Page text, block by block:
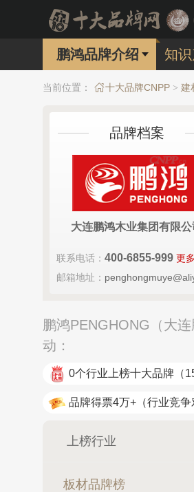
鹏鸿品牌介绍 知
当前位置： 十大品牌CNPP > 建
品牌档案
大连鹏鸿木业集团有限公
联系电话： 400-6855-999 更
邮箱地址：
鹏鸿PENGHONG（大
动：
0个行业上榜十大品牌 （
品牌得票4万+ （行业竞
上榜行业
板材品牌榜